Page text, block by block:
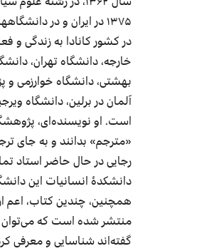
۱۳۷۵ در ایران و در
در کشور کانادا به زندگی و
خارجه، دانشگاه تهران،
بهشتی، دانشگاهخوارزمیو
آلمان در برلین، دانشگاه
است. اونویسنده‌ای،
«مترجم» بدانند و به جای
رجایی در حال حاضر استاد
دانشکدۀانسانیات این
همچنین، چندین کتاب، اعم
منتشر شده‌ است کهمی‌توان
گفته‌اندشناساییومعرفی